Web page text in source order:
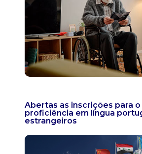
Abertas as inscrições para
proficiência em língua
estrangeiros